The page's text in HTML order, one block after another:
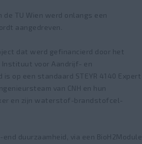
TU Wien werd onlangs een
aangedreven.
dat werd gefinancierd door het
Instituut voor Aandrijf- en
op een standaard STEYR 4140 Expert
van CNH en hun
en zijn waterstof-brandstofcel-
duurzaamheid, via een BioH2Module